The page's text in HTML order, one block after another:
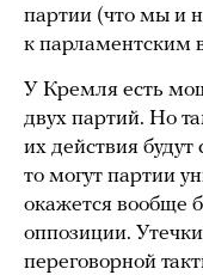
партии (что мы и
к парламентским
У Кремля есть
двух партий. Но
их действия
то могут партии
окажется вообще
оппозиции.
переговорной